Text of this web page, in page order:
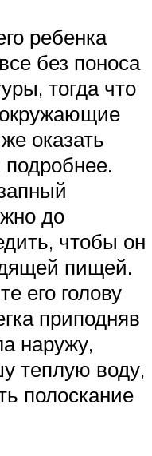
ребенка
без поноса
тогда что
оказать
до
чтобы он
пищей.
его голову
приподняв
наружу,
теплую воду,
полоскание